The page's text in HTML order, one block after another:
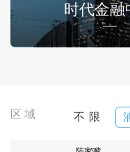
时代金融
区域 不 限